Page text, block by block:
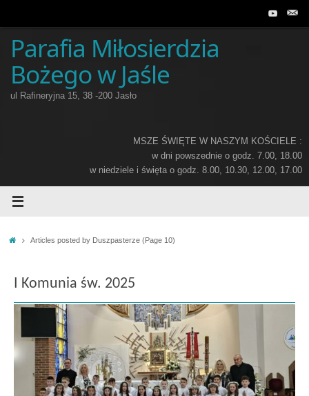
Parafia Miłosierdzia
Bożego w Jaśle
ul Rafineryjna 15, 38 -200 Jasło
MSZE ŚWIĘTE W NASZYM KOŚCIELE :
w dni powszednie o godz. 7.00, 18.00
w niedziele i święta o godz. 8.00, 10.30, 12.00, 17.00
HomeArticles posted by Duszpasterze(Page 10)
I Komunia św. 2025